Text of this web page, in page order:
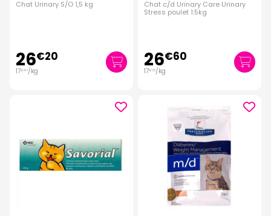
Chat Urinary S/O 1,5 kg
26€20
17€47/kg
Chat c/d Urinary Care Urinary
Stress poulet 1.5kg
26€60
17€73/kg